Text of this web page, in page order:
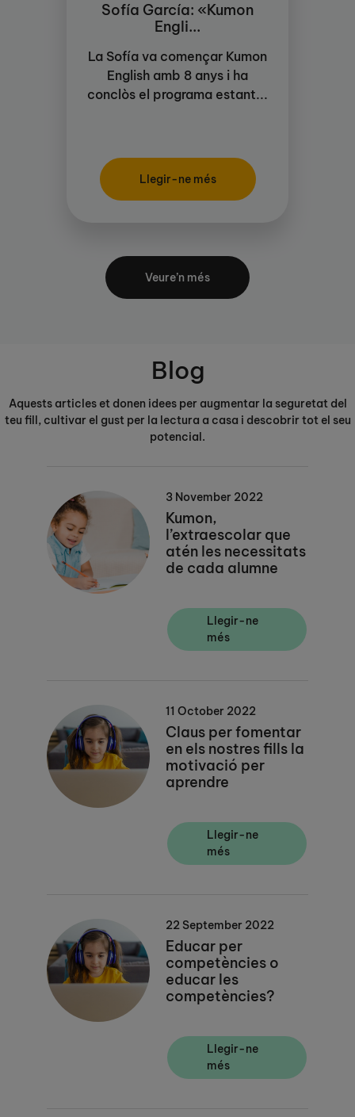
Sofía García: «Kumon
Engli...
La Sofía va començar Kumon
English amb 8 anys i ha
conclòs el programa estant...
Llegir-ne més
Veure’n més
Blog
Aquests articles et donen idees per augmentar la seguretat del
teu fill, cultivar el gust per la lectura a casa i descobrir tot el seu
potencial.
3 November 2022
Kumon,
l’extraescolar que
atén les necessitats
de cada alumne
Llegir-ne
més
11 October 2022
Claus per fomentar
en els nostres fills la
motivació per
aprendre
Llegir-ne
més
22 September 2022
Educar per
competències o
educar les
competències?
Llegir-ne
més